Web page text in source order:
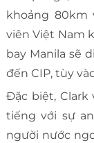
khoảng 80km
viên Việt Nam
bay Manila sẽ
đến CIP, tùy
Đặc biệt, Clark
tiếng với sự
người nước